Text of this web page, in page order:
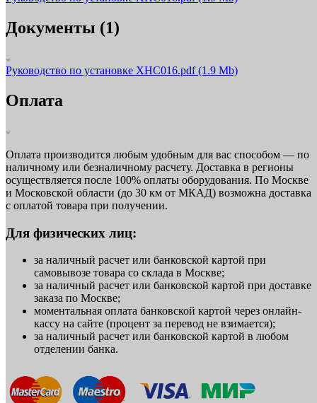
Документы (1)
Руководство по установке XHC016.pdf(1.9 Mb)
Оплата
Оплата производится любым удобным для вас способом — по
наличному или безналичному расчету. Доставка в регионы
осуществляется после 100% оплаты оборудования. По Москве
и Московской области (до 30 км от МКАД) возможна доставка
с оплатой товара при получении.
Для физических лиц:
за наличный расчет или банковской картой при
самовывозе товара со склада в Москве;
за наличный расчет или банковской картой при доставке
заказа по Москве;
моментальная оплата банковской картой через онлайн-
кассу на сайте (процент за перевод не взимается);
за наличный расчет или банковской картой в любом
отделении банка.